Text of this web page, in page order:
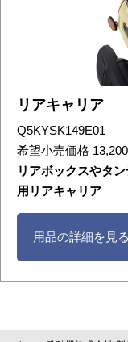
リアキャリア
Q5KYSK149E01
希望小売価格
リアボックスやタ
用リアキャリア
用品の詳細を見る